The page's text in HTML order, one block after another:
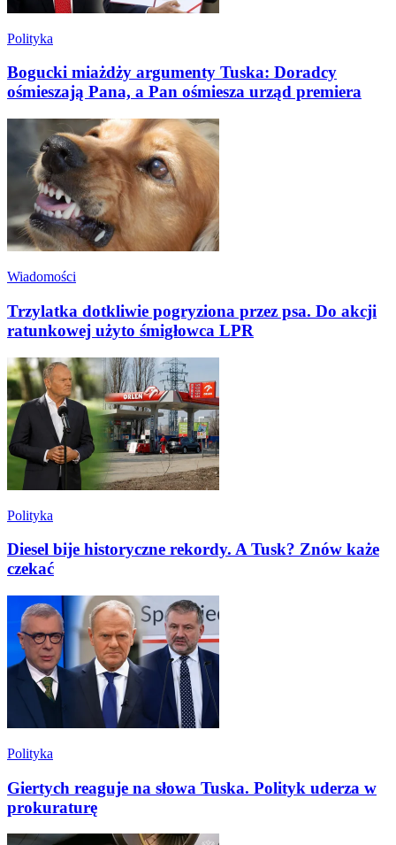
Polityka
Bogucki miażdży argumenty Tuska: Doradcy
ośmieszają Pana, a Pan ośmiesza urząd premiera
Wiadomości
Trzylatka dotkliwie pogryziona przez psa. Do akcji
ratunkowej użyto śmigłowca LPR
Polityka
Diesel bije historyczne rekordy. A Tusk? Znów każe
czekać
Polityka
Giertych reaguje na słowa Tuska. Polityk uderza w
prokuraturę